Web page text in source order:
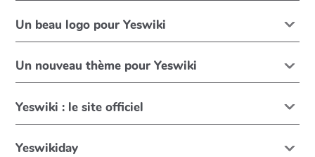
Un beau logo pour Yeswiki
Un nouveau thème pour Yeswiki
Yeswiki : le site officiel
Yeswikiday